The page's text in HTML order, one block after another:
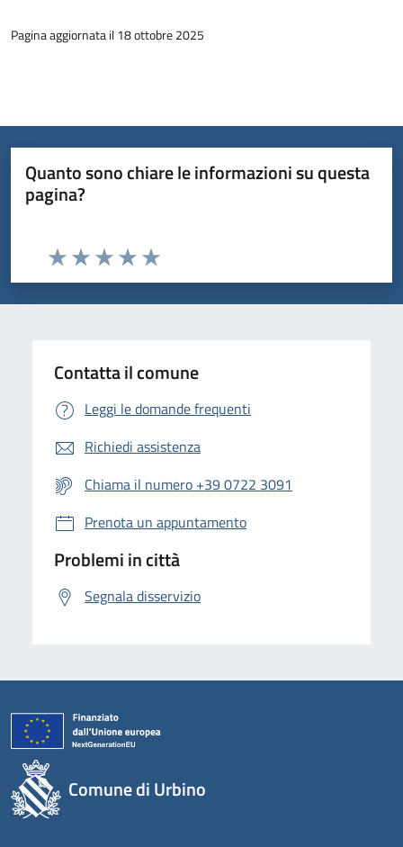
Pagina aggiornata il 18 ottobre 2025
Quanto sono chiare le informazioni su questa
pagina?
Valuta da 1 a 5 stelle la pagina
Valuta 5 stelle su 5
Valuta 4 stelle su 5
Valuta 3 stelle su 5
Valuta 2 stelle su 5
Valuta 1 stelle su 5
Contatta il comune
Leggi le domande frequenti
Richiedi assistenza
Chiama il numero +39 0722 3091
Prenota un appuntamento
Problemi in città
Segnala disservizio
Comune di Urbino